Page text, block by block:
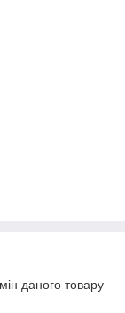
даного товару